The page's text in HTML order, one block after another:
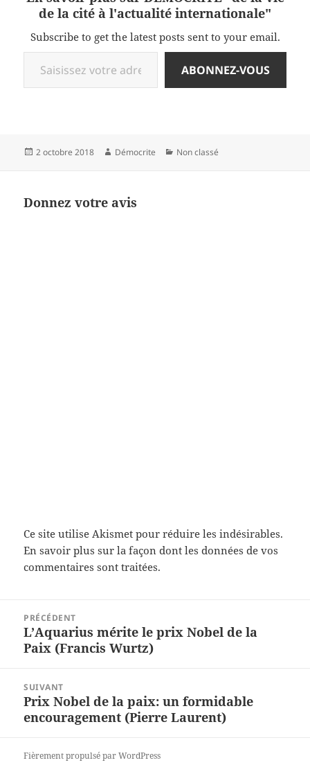
de la cité à l'actualité internationale"
Subscribe to get the latest posts sent to your email.
Saisissez votre adresse e-mail…
ABONNEZ-VOUS
Publié
2 octobre 2018 Auteur
Démocrite Catégories
Non classé
Donnez votre avis
Ce site utilise Akismet pour réduire les indésirables.
En savoir plus sur la façon dont les données de vos
commentaires sont traitées.
l’article
PRÉCÉDENT
Article
précédent :
L’Aquarius mérite le prix Nobel de la
Paix (Francis Wurtz)
SUIVANT
Article
suivant :
Prix Nobel de la paix: un formidable
encouragement (Pierre Laurent)
Fièrement propulsé par WordPress